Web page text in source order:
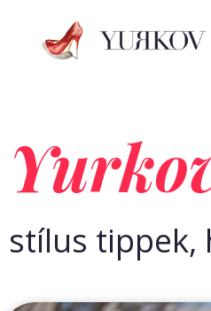
stílus tippek,